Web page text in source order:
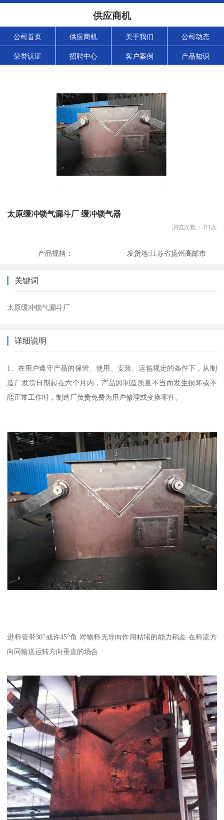
供应商机
公司首页 供应商机 关于我们 公司动态
荣誉认证 招聘中心 客户案例 产品知识
太原缓冲锁气漏斗厂 缓冲锁气器
浏览次数： 311次
产品规格： 发货地:江苏省扬州高邮市
关键词
太原缓冲锁气漏斗厂
详细说明
1、在用户遵守产品的保管、使用、安装、运输规定的条件下，从制
造厂发货日期起在六个月内，产品因制造质量不当而发生损坏或不
能正常工作时，制造厂负责免费为用户修理或变换零件。
进料管带30°或许45°角 对物料无导向作用粘堵的能力稍差 在料流方
向同输送运转方向垂直的场合